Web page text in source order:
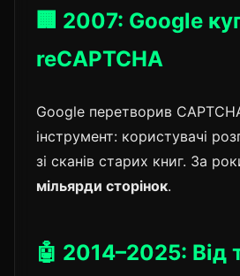
🏢 2007: Google
reCAPTCHA
Google перетворив
інструмент: користувачі
зі сканів старих книг. За
мільярди сторінок.
🤖 2014–2025: Від